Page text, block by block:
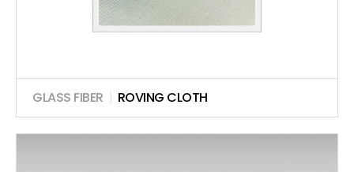
GLASS FIBER | ROVING CLOTH